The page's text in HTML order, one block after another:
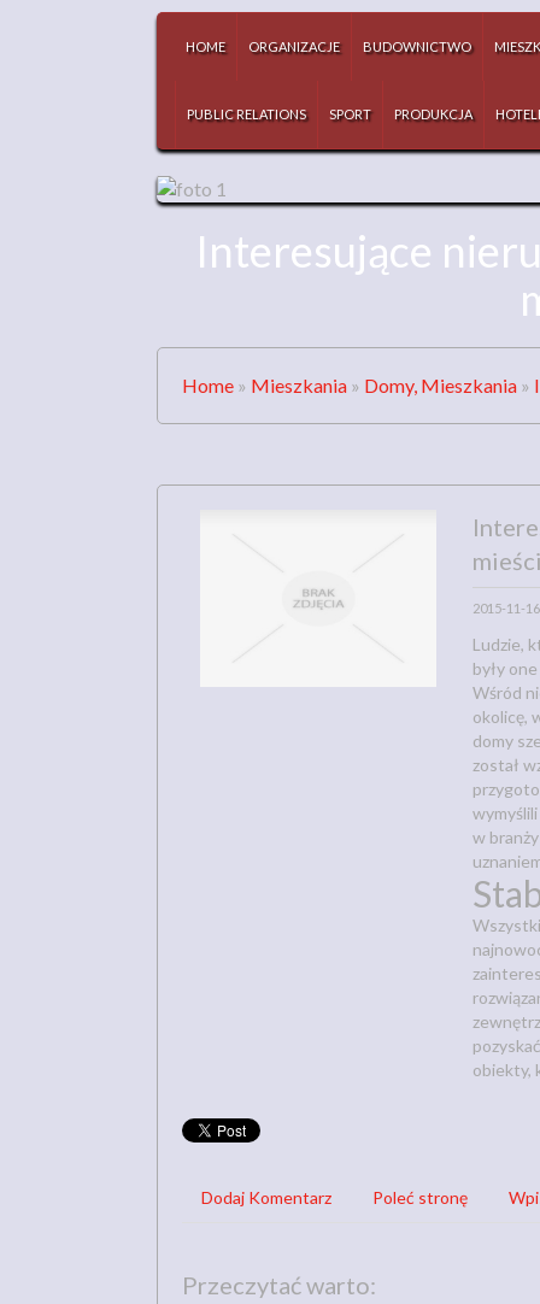
HOME ORGANIZACJE BUDOWNICTWO
PUBLIC RELATIONS SPORT PRODUKCJA
Interesujące
Home » Mieszkania » Domy, Mieszkania »
2015-11-16
Ludzie,
były
Wśród
okolicę,
domy
został
w
obiekty,
Dodaj Komentarz Poleć stronę
Przeczytać warto: